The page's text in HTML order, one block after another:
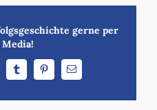
gerne per
Media!
TumblrPinterest
E-
Mail